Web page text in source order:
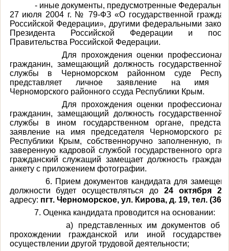
- иные документы, предусмотренные Федеральным
27 июля 2004 г. № 79-ФЗ «О государственной
Российской Федерации», другими федеральными
Президента Российской Федерации и
Правительства Российской Федерации.
Для прохождения оценки
гражданин, замещающий должность государственной
службы в Черноморском районном суде
представляет личное заявление на имя
Черноморского районного ссуда Республики Крым.
Для прохождения оценки
гражданин, замещающий должность государственной
службы в ином государственном органе,
заявление на имя председателя Черноморского
Республики Крым, собственноручно заполненную,
заверенную кадровой службой государственного
гражданский служащий замещает должность
анкету с приложением фотографии.
6. Прием документов кандидата для замещения
должности будет осуществляться до 24 октября
адресу: пгт. Черноморское, ул. Кирова, д. 19, тел.
7. Оценка кандидата проводится на основании:
а) представленных им документов об
прохождении гражданской или иной
осуществлении другой трудовой деятельности;